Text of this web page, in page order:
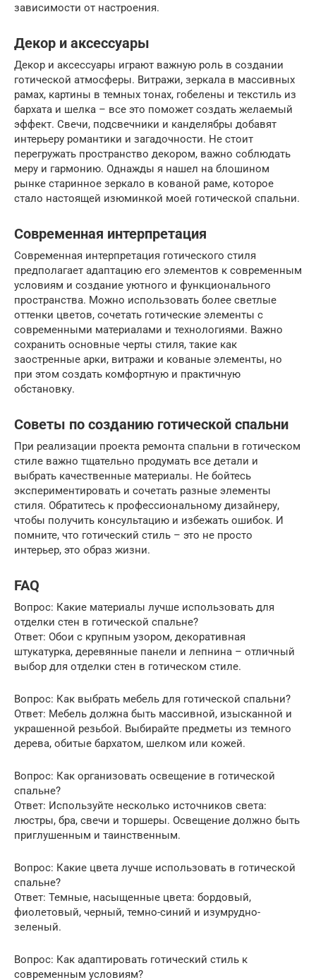
зависимости от настроения.
Декор и аксессуары
Декор и аксессуары играют важную роль в создании
готической атмосферы. Витражи, зеркала в массивных
рамах, картины в темных тонах, гобелены и текстиль из
бархата и шелка – все это поможет создать желаемый
эффект. Свечи, подсвечники и канделябры добавят
интерьеру романтики и загадочности. Не стоит
перегружать пространство декором, важно соблюдать
меру и гармонию. Однажды я нашел на блошином
рынке старинное зеркало в кованой раме, которое
стало настоящей изюминкой моей готической спальни.
Современная интерпретация
Современная интерпретация готического стиля
предполагает адаптацию его элементов к современным
условиям и создание уютного и функционального
пространства. Можно использовать более светлые
оттенки цветов, сочетать готические элементы с
современными материалами и технологиями. Важно
сохранить основные черты стиля, такие как
заостренные арки, витражи и кованые элементы, но
при этом создать комфортную и практичную
обстановку.
Советы по созданию готической спальни
При реализации проекта ремонта спальни в готическом
стиле важно тщательно продумать все детали и
выбрать качественные материалы. Не бойтесь
экспериментировать и сочетать разные элементы
стиля. Обратитесь к профессиональному дизайнеру,
чтобы получить консультацию и избежать ошибок. И
помните, что готический стиль – это не просто
интерьер, это образ жизни.
FAQ
Вопрос: Какие материалы лучше использовать для
отделки стен в готической спальне?
Ответ: Обои с крупным узором, декоративная
штукатурка, деревянные панели и лепнина – отличный
выбор для отделки стен в готическом стиле.
Вопрос: Как выбрать мебель для готической спальни?
Ответ: Мебель должна быть массивной, изысканной и
украшенной резьбой. Выбирайте предметы из темного
дерева, обитые бархатом, шелком или кожей.
Вопрос: Как организовать освещение в готической
спальне?
Ответ: Используйте несколько источников света:
люстры, бра, свечи и торшеры. Освещение должно быть
приглушенным и таинственным.
Вопрос: Какие цвета лучше использовать в готической
спальне?
Ответ: Темные, насыщенные цвета: бордовый,
фиолетовый, черный, темно-синий и изумрудно-
зеленый.
Вопрос: Как адаптировать готический стиль к
современным условиям?